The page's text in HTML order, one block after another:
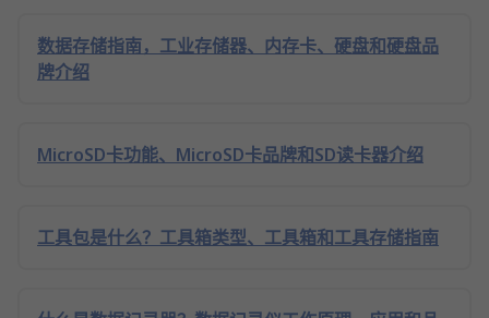
数据存储指南，工业存储器、内存卡、硬盘和硬盘品
牌介绍
MicroSD卡功能、MicroSD卡品牌和SD读卡器介绍
工具包是什么？工具箱类型、工具箱和工具存储指南